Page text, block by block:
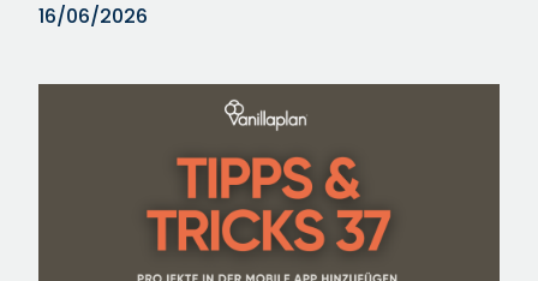
16/06/2026